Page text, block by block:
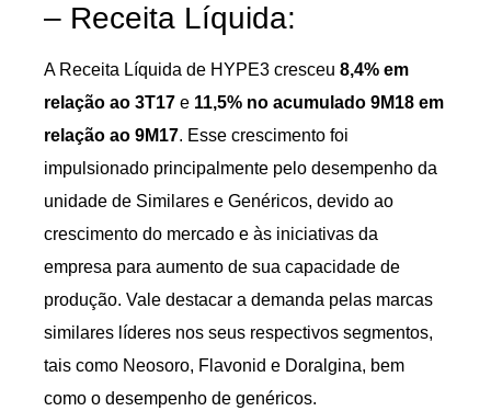
– Receita Líquida:
A Receita Líquida de HYPE3 cresceu 8,4% em
relação ao 3T17 e 11,5% no acumulado 9M18 em
relação ao 9M17. Esse crescimento foi
impulsionado principalmente pelo desempenho da
unidade de Similares e Genéricos, devido ao
crescimento do mercado e às iniciativas da
empresa para aumento de sua capacidade de
produção. Vale destacar a demanda pelas marcas
similares líderes nos seus respectivos segmentos,
tais como Neosoro, Flavonid e Doralgina, bem
como o desempenho de genéricos.